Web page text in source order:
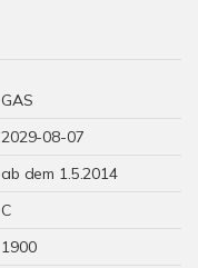
GAS
2029-08-07
ab dem 1.5.2014
C
1900